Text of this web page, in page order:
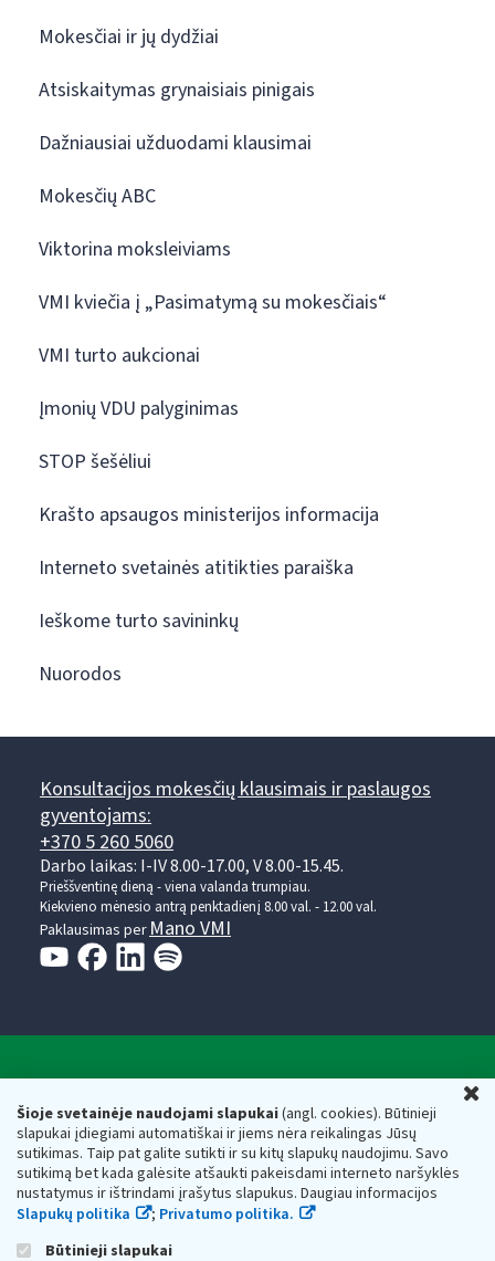
Šioje svetainėje naudojami slapukai(angl. cookies). Būtinieji
slapukai įdiegiami automatiškai ir jiems nėra reikalingas Jūsų
sutikimas. Taip pat galite sutikti ir su kitų slapukų naudojimu. Savo
sutikimą bet kada galėsite atšaukti pakeisdami interneto naršyklės
nustatymus ir ištrindami įrašytus slapukus. Daugiau informacijos
Slapukų politika
; Privatumo politika.
Būtinieji slapukai
Mokesčiai ir jų dydžiai
Atsiskaitymas grynaisiais pinigais
Dažniausiai užduodami klausimai
Mokesčių ABC
Viktorina moksleiviams
VMI kviečia į „Pasimatymą su mokesčiais“
VMI turto aukcionai
Įmonių VDU palyginimas
STOP šešėliui
Krašto apsaugos ministerijos informacija
Interneto svetainės atitikties paraiška
Ieškome turto savininkų
Nuorodos
Konsultacijos mokesčių klausimais ir paslaugos
gyventojams:
+370 5 260 5060
Darbo laikas: I-IV 8.00-17.00, V 8.00-15.45.
Prieššventinę dieną - viena valanda trumpiau.
Kiekvieno mėnesio antrą penktadienį 8.00 val. - 12.00 val.
Paklausimas perMano VMI
Valstybinė mokesčių inspekcija prie Lietuvos
Respublikos finansų ministerijos
Biudžetinė įstaiga. Juridinio asmens kodas — 188659752,
adresas: Vasario 16-osios g. 14, 01107 Vilnius, Lietuva, el.paštas:
vmi@vmi.lt , E. pristatymo dėžutės adresas 188659752
Duomenys apie Valstybinę mokesčių inspekciją prie Lietuvos
Respublikos finansų ministerijos kaupiami ir saugomi Juridinių